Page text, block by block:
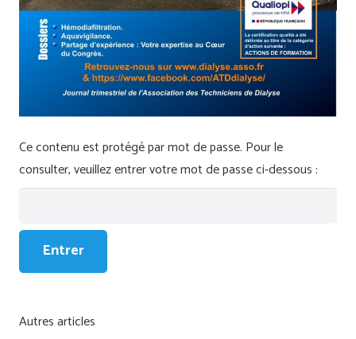
Ce contenu est protégé par mot de passe. Pour le
consulter, veuillez entrer votre mot de passe ci-dessous :
Autres articles